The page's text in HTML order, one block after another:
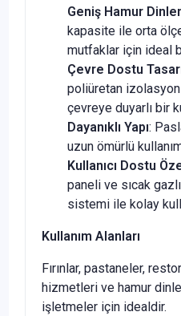
Geniş Hamur
kapasite ile orta
mutfaklar için ideal
Çevre Dostu
poliüretan
çevreye duyarlı bir
Dayanıklı Yapı:
uzun ömürlü
Kullanıcı Dostu
paneli ve sıcak
sistemi ile kolay
Kullanım Alanları
Fırınlar, pastaneler,
hizmetleri ve hamur
işletmeler için idealdir.